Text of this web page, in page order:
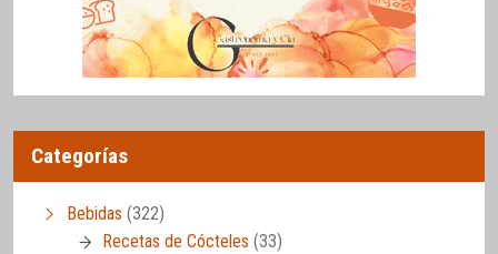
Categorías
Bebidas (322)
Recetas de Cócteles (33)